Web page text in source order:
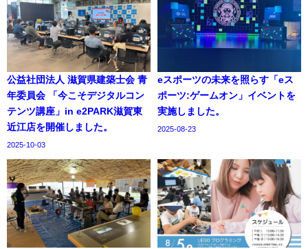
公益社団法人 滋賀県建築士会 青
年委員会 「今こそデジタルコン
テンツ講座」in e2PARK滋賀東
近江店を開催しました。
2025-10-03
eスポーツの未来を照らす「eス
ポーツ:ゲームオン」イベントを
実施しました。
2025-08-23